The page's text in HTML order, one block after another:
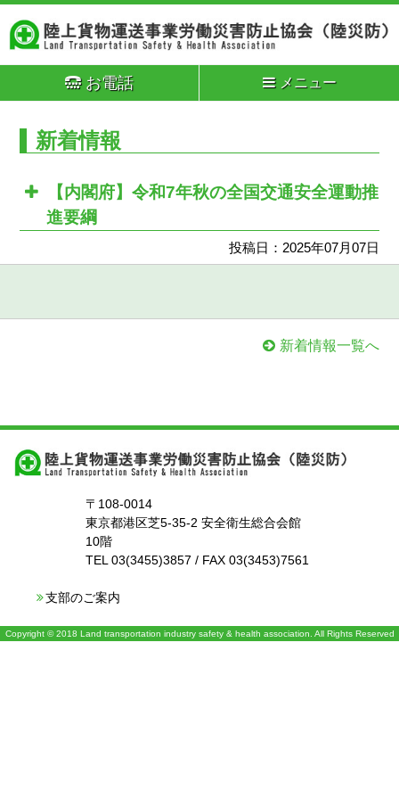
お電話 メニュー
新着情報
【内閣府】令和7年秋の全国交通安全運動推
進要綱
投稿日：2025年07月07日
新着情報一覧へ
〒108-0014
東京都港区芝5-35-2 安全衛生総合会館
10階
TEL 03(3455)3857 / FAX 03(3453)7561
支部のご案内
Copyright © 2018 Land transportation industry safety & health association. All Rights Reserved